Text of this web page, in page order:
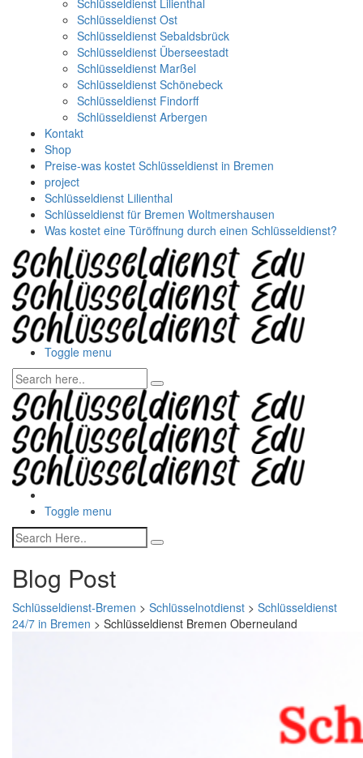
Schlüsseldienst Lilienthal
Schlüsseldienst Ost
Schlüsseldienst Sebaldsbrück
Schlüsseldienst Überseestadt
Schlüsseldienst Marßel
Schlüsseldienst Schönebeck
Schlüsseldienst Findorff
Schlüsseldienst Arbergen
Kontakt
Shop
Preise-was kostet Schlüsseldienst in Bremen
project
Schlüsseldienst Lilienthal
Schlüsseldienst für Bremen Woltmershausen
Was kostet eine Türöffnung durch einen Schlüsseldienst?
Toggle menu
Toggle menu
Blog Post
Schlüsseldienst-Bremen > Schlüsselnotdienst > Schlüsseldienst
24/7 in Bremen > Schlüsseldienst Bremen Oberneuland